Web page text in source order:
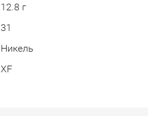
12.8 г
31
Никель
XF